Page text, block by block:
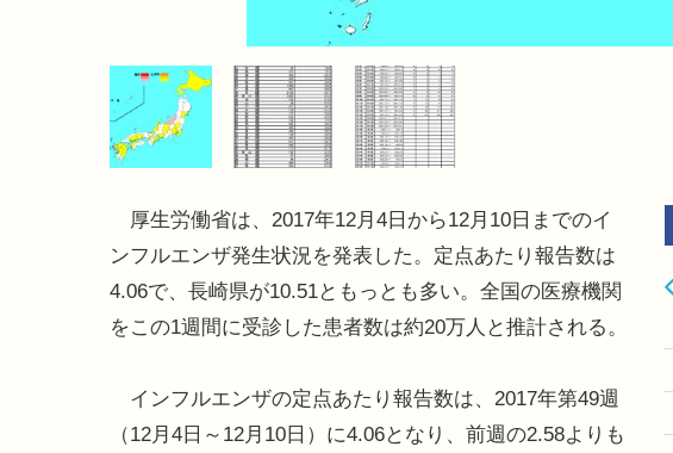
厚生労働省は、2017年12月4日から12月10日までのイ
ンフルエンザ発生状況を発表した。定点あたり報告数は
4.06で、長崎県が10.51ともっとも多い。全国の医療機関
をこの1週間に受診した患者数は約20万人と推計される。
インフルエンザの定点あたり報告数は、2017年第49週
（12月4日～12月10日）に4.06となり、前週の2.58よりも